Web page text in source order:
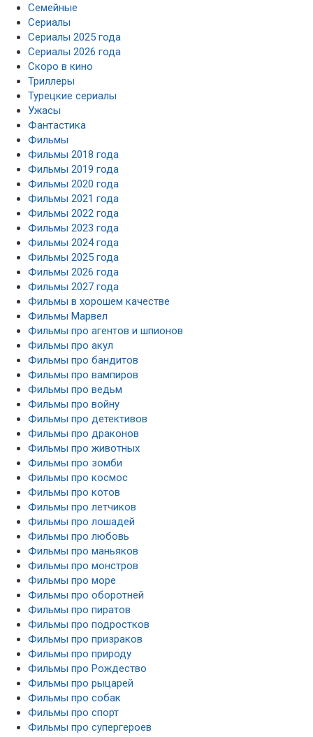
Семейные
Сериалы
Сериалы 2025 года
Сериалы 2026 года
Скоро в кино
Триллеры
Турецкие сериалы
Ужасы
Фантастика
Фильмы
Фильмы 2018 года
Фильмы 2019 года
Фильмы 2020 года
Фильмы 2021 года
Фильмы 2022 года
Фильмы 2023 года
Фильмы 2024 года
Фильмы 2025 года
Фильмы 2026 года
Фильмы 2027 года
Фильмы в хорошем качестве
Фильмы Марвел
Фильмы про агентов и шпионов
Фильмы про акул
Фильмы про бандитов
Фильмы про вампиров
Фильмы про ведьм
Фильмы про войну
Фильмы про детективов
Фильмы про драконов
Фильмы про животных
Фильмы про зомби
Фильмы про космос
Фильмы про котов
Фильмы про летчиков
Фильмы про лошадей
Фильмы про любовь
Фильмы про маньяков
Фильмы про монстров
Фильмы про море
Фильмы про оборотней
Фильмы про пиратов
Фильмы про подростков
Фильмы про призраков
Фильмы про природу
Фильмы про Рождество
Фильмы про рыцарей
Фильмы про собак
Фильмы про спорт
Фильмы про супергероев